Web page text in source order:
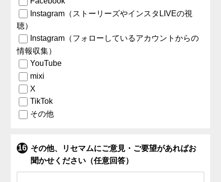
Instagram（ストーリーズやインスタLIVEの視
聴）
Instagram（フォローしているアカウントからの
情報収集）
YouTube
mixi
X
TikTok
その他
その他、リセマムにご意見・ご要望があればお
聞かせください（任意回答）